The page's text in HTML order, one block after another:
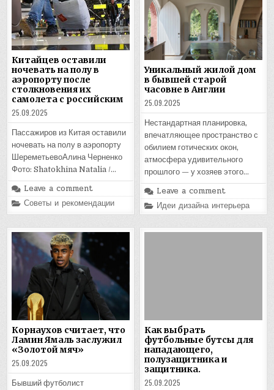
Китайцев оставили
ночевать на полу в
аэропорту после
столкновения их
самолета с российским
25.09.2025
Пассажиров из Китая оставили
ночевать на полу в аэропорту
ШереметьевоАлина Черненко
Фото: Shatokhina Natalia /…
Leave a comment
Posted
Советы и рекомендации
Уникальный жилой дом
в бывшей старой
часовне в Англии
25.09.2025
Нестандартная планировка,
впечатляющее пространство с
обилием готических окон,
атмосфера удивительного
прошлого — у хозяев этого…
Leave a comment
Posted
in
Идеи дизайна интерьера
Корнаухов считает, что
Ламин Ямаль заслужил
«Золотой мяч»
25.09.2025
Бывший футболист
Как выбрать
футбольные бутсы для
нападающего,
полузащитника и
защитника.
25.09.2025